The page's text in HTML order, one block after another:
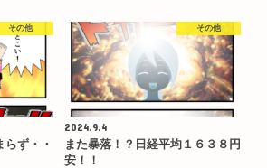
その他
ず・・
その他
2024.9.4
また暴落！？日経平均１６３８円
安！！